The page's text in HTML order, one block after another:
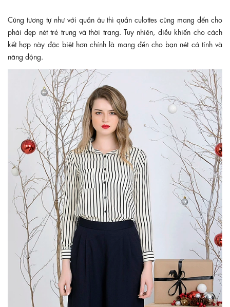
Cũng tương tự như với quần âu thì quần culottes cũng mang đến cho
phái đẹp nét trẻ trung và thời trang. Tuy nhiên, điều khiến cho cách
kết hợp này đặc biệt hơn chính là mang đến cho bạn nét cá tính và
năng động.